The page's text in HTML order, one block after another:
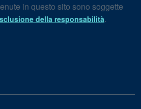
in questo sito sono soggette
della responsabilità.